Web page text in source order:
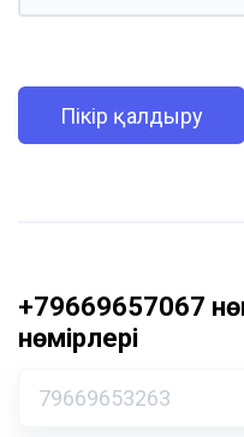
Пікір қалдыру
+79669657067
нөмірлері
79669653263